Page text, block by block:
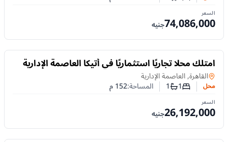
السعر
74,086,000جنيه
للبيع
امتلك محلًا تجاريًا استثماريًا في أتيكا العاصمة الإدارية
الجديدة 152 م² من نيو بلان بالتقسيط
محلفي
القاهرة, العاصمة الإدارية
محل عدد غرف النوم
1عدد الحمامات
1 المساحة:152م
السعر
26,192,000جنيه